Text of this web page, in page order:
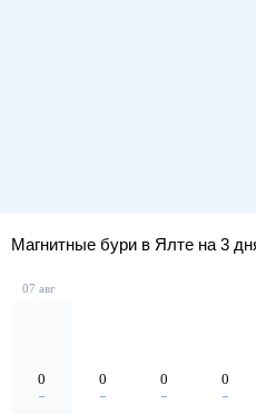
Магнитные бури в Ялте на 3 дня
07 авг
0 0 0 0